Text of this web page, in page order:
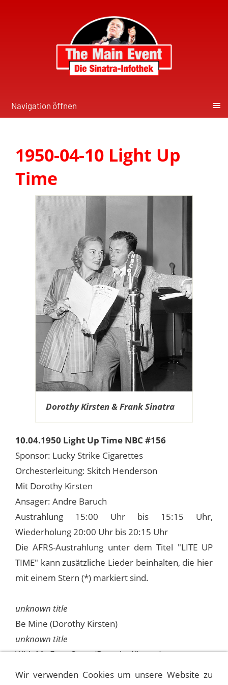
Navigation öffnen
1950-04-10 Light Up
Time
Dorothy Kirsten & Frank Sinatra
10.04.1950 Light Up Time NBC #156
Sponsor: Lucky Strike Cigarettes
Orchesterleitung: Skitch Henderson
Mit Dorothy Kirsten
Ansager: Andre Baruch
Austrahlung 15:00 Uhr bis 15:15 Uhr,
Wiederholung 20:00 Uhr bis 20:15 Uhr
Die AFRS-Austrahlung unter dem Titel "LITE UP
TIME" kann zusätzliche Lieder beinhalten, die hier
mit einem Stern (*) markiert sind.
unknown title
Be Mine (Dorothy Kirsten)
unknown title
With My Eyes Open (Dorothy Kirsten)
Where Or When
Wir verwenden Cookies um unsere Website zu